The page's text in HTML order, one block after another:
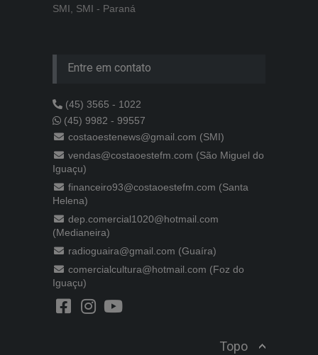
SMI, SMI - Paraná
Entre em contato
(45) 3565 - 1022
(45) 9982 - 99557
costaoestenews@gmail.com (SMI)
vendas@costaoestefm.com (São Miguel do
Iguaçu)
financeiro93@costaoestefm.com (Santa
Helena)
dep.comercial1020@hotmail.com
(Medianeira)
radioguaira@gmail.com (Guaíra)
comercialcultura@hotmail.com (Foz do
Iguaçu)
Topo